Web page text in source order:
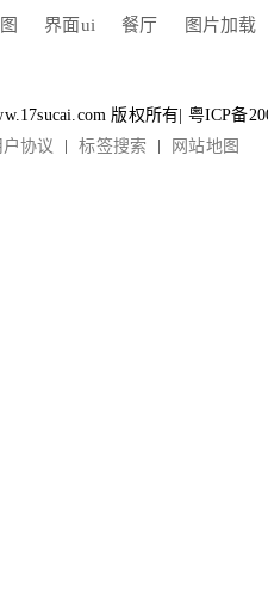
界面ui 餐厅 图片加载
版权所有| 粤ICP备
户协议 标签搜索 网站地图